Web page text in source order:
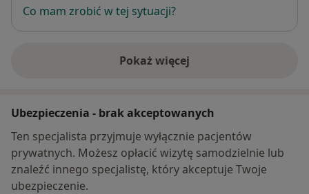
Co mam zrobić w tej sytuacji?
Pokaż więcej
o adresie
Ubezpieczenia - brak akceptowanych
Ten specjalista przyjmuje wyłącznie pacjentów
prywatnych. Możesz opłacić wizytę samodzielnie lub
znaleźć innego specjalistę, który akceptuje Twoje
ubezpieczenie.